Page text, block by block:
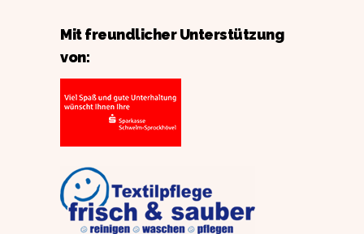
Mit freundlicher Unterstützung
von: